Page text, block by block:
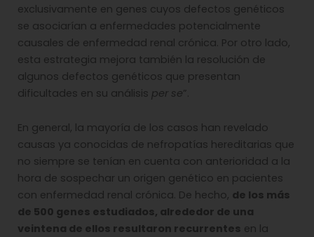
exclusivamente en genes cuyos defectos genéticos
se asociarían a enfermedades potencialmente
causales de enfermedad renal crónica. Por otro lado,
esta estrategia mejora también la resolución de
algunos defectos genéticos que presentan
dificultades en su análisis per se”.
En general, la mayoría de los casos han revelado
causas ya conocidas de nefropatías hereditarias que
no siempre se tenían en cuenta con anterioridad a la
hora de sospechar un origen genético en pacientes
con enfermedad renal crónica. De hecho, de los más
de 500 genes estudiados, alrededor de una
veintena de ellos resultaron recurrentes en la